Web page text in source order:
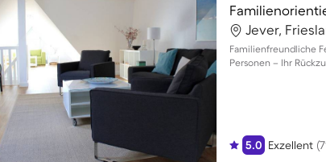
Jever,
Familienfreundliche
Personen – Ihr
5.0 Exzellent